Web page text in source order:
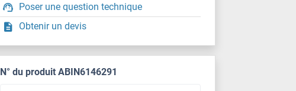
Poser une question technique
Obtenir un devis
N° du produit ABIN6146291